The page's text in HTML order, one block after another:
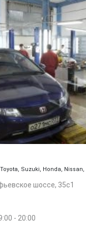
Suzuki, Honda,
шоссе, 35с1
- 20:00